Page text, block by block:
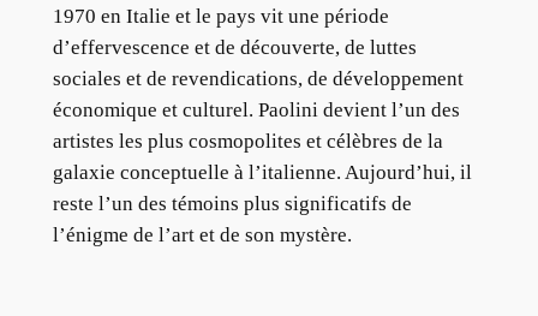
1970 en Italie et le pays vit une période
d’effervescence et de découverte, de luttes
sociales et de revendications, de développement
économique et culturel. Paolini devient l’un des
artistes les plus cosmopolites et célèbres de la
galaxie conceptuelle à l’italienne. Aujourd’hui, il
reste l’un des témoins plus significatifs de
l’énigme de l’art et de son mystère.